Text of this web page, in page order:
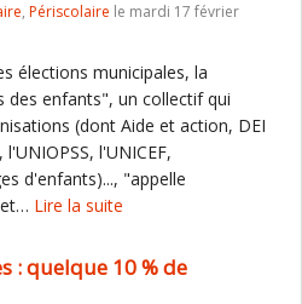
, Périscolaire le mardi 17 février
élections municipales, la
des enfants", un collectif qui
(dont Aide et action, DEI
l'UNICEF,
d'enfants)..., "appelle
Lire la suite
: quelque 10 % de